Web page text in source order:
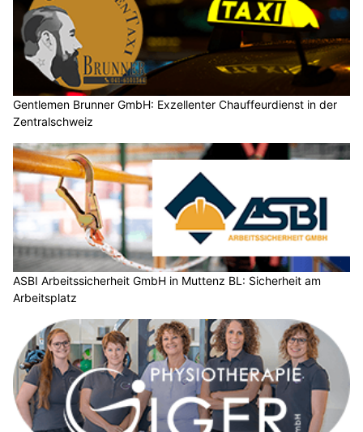
Gentlemen Brunner GmbH: Exzellenter Chauffeurdienst in der
Zentralschweiz
ASBI Arbeitssicherheit GmbH in Muttenz BL: Sicherheit am
Arbeitsplatz